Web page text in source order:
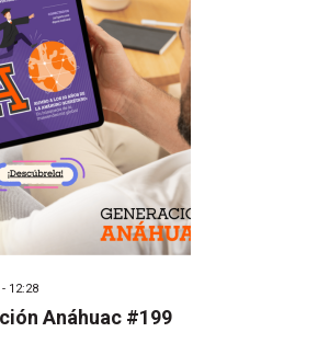
12:28
Anáhuac #199